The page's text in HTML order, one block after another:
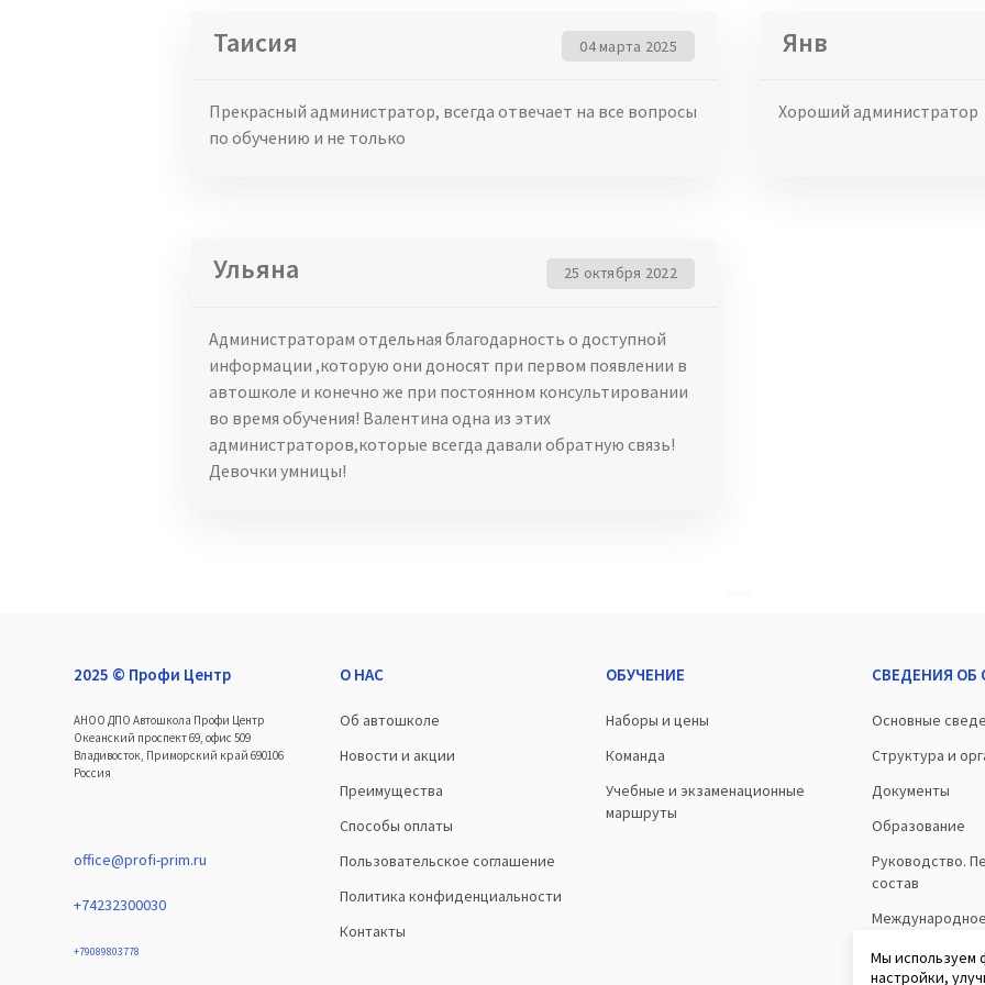
Таисия 04 марта 2025
Прекрасный администратор, всегда отвечает на все вопросы
по обучению и не только
Янв
Хороший администратор
Ульяна 25 октября 2022
Администраторам отдельная благодарность о доступной
информации ,которую они доносят при первом появлении в
автошколе и конечно же при постоянном консультировании
во время обучения! Валентина одна из этих
администраторов,которые всегда давали обратную связь!
Девочки умницы!
2025 © Профи Центр
АНОО ДПО Автошкола Профи Центр
Океанский проспект 69, офис 509
Владивосток, Приморский край 690106
Россия
office@profi-prim.ru
+74232300030
+79089803778
О НАС
Об автошколе
Новости и акции
Преимущества
Способы оплаты
Пользовательское соглашение
Политика конфиденциальности
Контакты
ОБУЧЕНИЕ
Наборы и цены
Команда
Учебные и экзаменационные
маршруты
СВЕДЕНИЯ ОБ
Основные
Структура и
Документы
Образование
Руководство.
состав
Международное
Мы используем
настройки,